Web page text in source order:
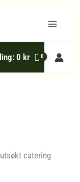
0 kr
catering